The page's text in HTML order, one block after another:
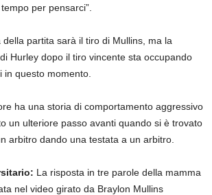
per pensarci”.
della partita sarà il tiro di Mullins, ma la
Hurley dopo il tiro vincente sta occupando
in questo momento.
ha una storia di comportamento aggressivo
un ulteriore passo avanti quando si è trovato
arbitro dando una testata a un arbitro.
La risposta in tre parole della mamma
nel video girato da Braylon Mullins